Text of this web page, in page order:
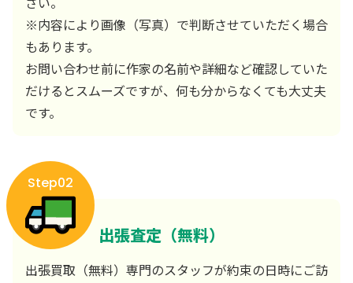
※内容により画像（写真）で判断させていただく場合
もあります。
お問い合わせ前に作家の名前や詳細など確認していた
だけるとスムーズですが、何も分からなくても大丈夫
です。
Step02
出張査定（無料）
出張買取（無料）専門のスタッフが約束の日時にご訪